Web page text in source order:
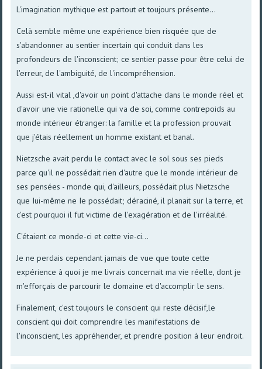
L'imagination mythique est partout et toujours présente...
Celà semble même une expérience bien risquée que de
s'abandonner au sentier incertain qui conduit dans les
profondeurs de l'inconscient; ce sentier passe pour être celui de
l'erreur, de l'ambiguité, de l'incompréhension.
Aussi est-il vital ,d'avoir un point d'attache dans le monde réel et
d'avoir une vie rationelle qui va de soi, comme contrepoids au
monde intérieur étranger: la famille et la profession prouvait
que j'étais réellement un homme existant et banal.
Nietzsche avait perdu le contact avec le sol sous ses pieds
parce qu'il ne possédait rien d'autre que le monde intérieur de
ses pensées - monde qui, d'ailleurs, possédait plus Nietzsche
que Iui-même ne Ie possédait; déraciné, il planait sur la terre, et
c'est pourquoi il fut victime de l'exagération et de l'irréalité.
C'étaient ce monde-ci et cette vie-ci...
Je ne perdais cependant jamais de vue que toute cette
expérience à quoi je me livrais concernait ma vie réelle, dont je
m'efforçais de parcourir le domaine et d'accomplir le sens.
Finalement, c'est toujours le conscient qui reste décisif,le
conscient qui doit comprendre les manifestations de
l'inconscient, les appréhender, et prendre position à leur endroit.